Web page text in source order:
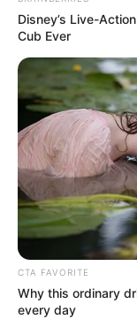
Cosplay
Seadanya
Anti
Membawa
Versi Warga
Disney’s Live-
Cub Ever
CTA FAVORITE
Why this ordinary
every day